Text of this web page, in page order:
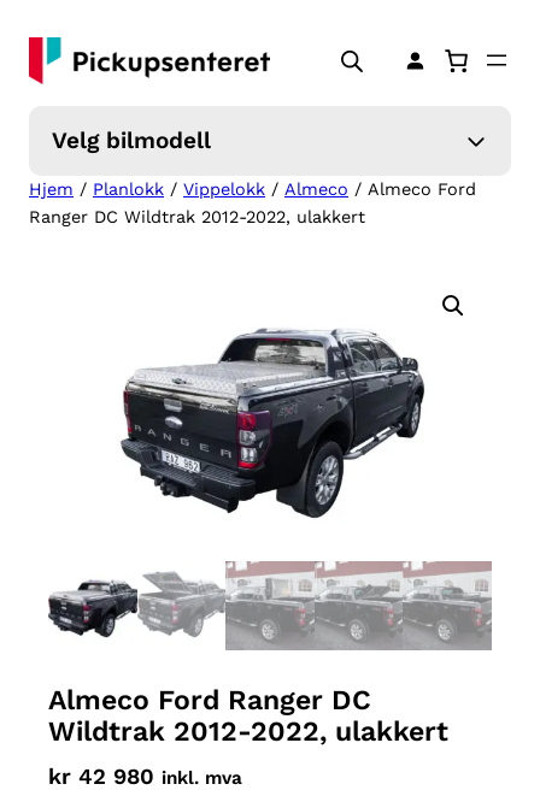
innhold
Velg bilmodell
Hjem / Planlokk / Vippelokk / Almeco / Almeco Ford
Ranger DC Wildtrak 2012-2022, ulakkert
Almeco Ford Ranger DC
Wildtrak 2012-2022, ulakkert
kr 42 980 inkl. mva